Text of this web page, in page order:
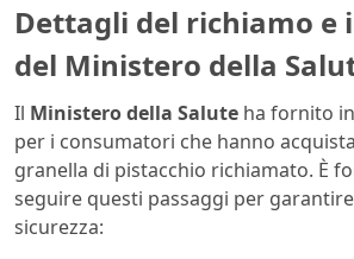
Dettagli del richiamo e
del Ministero della
Il Ministero della Salute ha fornito
per i consumatori che hanno
granella di pistacchio richiamato. È
seguire questi passaggi per
sicurezza: